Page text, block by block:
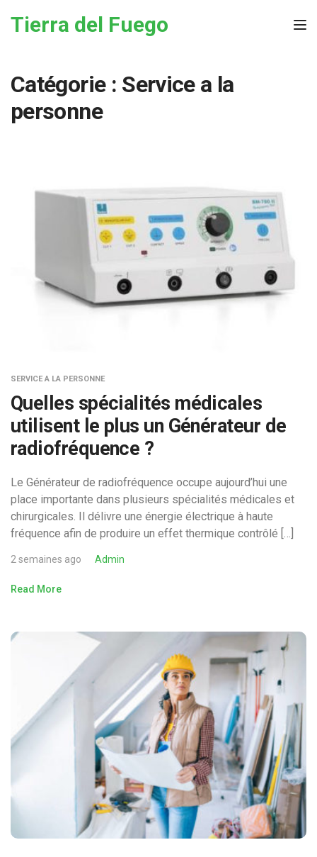
Tierra del Fuego
Catégorie : Service a la
personne
SERVICE A LA PERSONNE
Quelles spécialités médicales
utilisent le plus un Générateur de
radiofréquence ?
Le Générateur de radiofréquence occupe aujourd’hui une
place importante dans plusieurs spécialités médicales et
chirurgicales. Il délivre une énergie électrique à haute
fréquence afin de produire un effet thermique contrôlé […]
2 semaines ago Admin
Read More